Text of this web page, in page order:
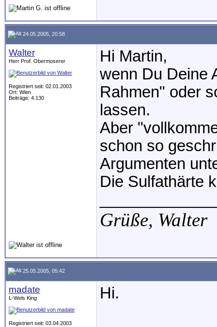
24.05.2005, 20:58
Walter
Herr Prof. Obermoserer
Registriert seit: 02.01.2003
Ort: Wien
Beiträge: 4.130
Hi Martin,
wenn Du Deine
Rahmen" oder
lassen.
Aber
schon so
Argumenten
Die Sulfathärte
Grüße, Walter
25.05.2005, 05:42
madate
L-Wels King
Registriert seit: 03.04.2003
Hi.